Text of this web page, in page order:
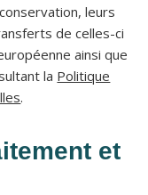
leurs
de celles-ci
ainsi que
la Politique
.
et